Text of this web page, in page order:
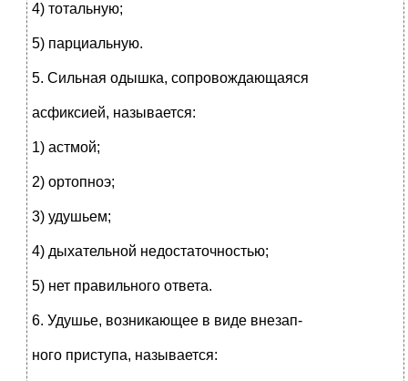
4) тотальную;
5) парциальную.
5. Сильная одышка, сопровождающаяся
асфиксией, называется:
1) астмой;
2) ортопноэ;
3) удушьем;
4) дыхательной недостаточностью;
5) нет правильного ответа.
6. Удушье, возникающее в виде внезап-
ного приступа, называется: